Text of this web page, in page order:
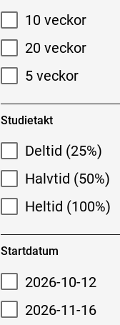
10 veckor
20 veckor
5 veckor
Studietakt
Deltid (25%)
Halvtid (50%)
Heltid (100%)
Startdatum
2026-10-12
2026-11-16